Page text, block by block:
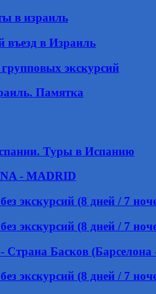
в израиль
въезд в Израиль
экскурсий
Памятка
Туры в Испанию
- MADRID
экскурсий (8 дней / 7
экскурсий (8 дней / 7
- Страна Басков
экскурсий (8 дней / 7